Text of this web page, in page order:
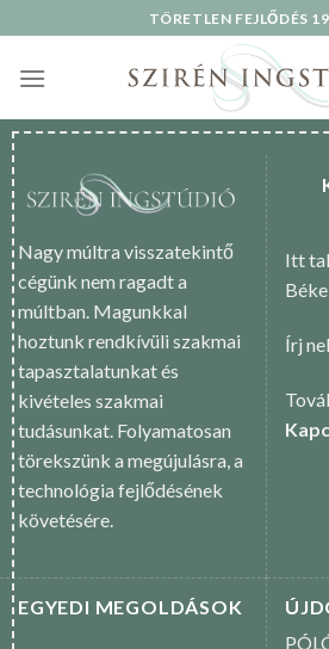
to
content
TÖRETLEN FEJLŐDÉS
Nagy múltra visszatekintő
cégünk nem ragadt a
múltban. Magunkkal
hoztunk rendkívüli szakmai
tapasztalatunkat és
kivételes szakmai
tudásunkat. Folyamatosan
törekszünk a megújulásra, a
technológia fejlődésének
követésére.
Itt
Írj
EGYEDI MEGOLDÁSOK